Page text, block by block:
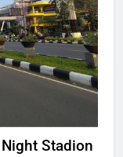
Stadion